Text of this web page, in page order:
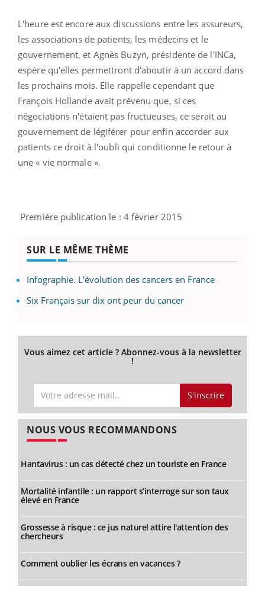
L'heure est encore aux discussions entre les assureurs,
les associations de patients, les médecins et le
gouvernement, et Agnès Buzyn, présidente de l'INCa,
espère qu'elles permettront d'aboutir à un accord dans
les prochains mois. Elle rappelle cependant que
François Hollande avait prévenu que, si ces
négociations n'étaient pas fructueuses, ce serait au
gouvernement de légiférer pour enfin accorder aux
patients ce droit à l'oubli qui conditionne le retour à
une « vie normale ».
Première publication le : 4 février 2015
SUR LE MÊME THÈME
Infographie. L'évolution des cancers en France
Six Français sur dix ont peur du cancer
Vous aimez cet article ? Abonnez-vous à la newsletter
!
S'inscrire
NOUS VOUS RECOMMANDONS
Hantavirus : un cas détecté chez un touriste en France
Mortalité infantile : un rapport s’interroge sur son taux
élevé en France
Grossesse à risque : ce jus naturel attire l'attention des
chercheurs
Comment oublier les écrans en vacances ?